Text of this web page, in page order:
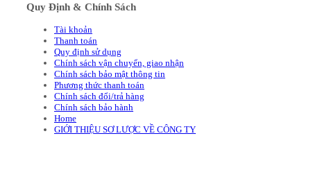
Quy Định & Chính Sách
Tài khoản
Thanh toán
Quy định sử dụng
Chính sách vận chuyển, giao nhận
Chính sách bảo mật thông tin
Phương thức thanh toán
Chính sách đổi/trả hàng
Chính sách bảo hành
Home
GIỚI THIỆU SƠ LƯỢC VỀ CÔNG TY